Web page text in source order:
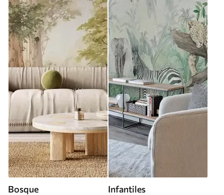
Bosque Infantiles